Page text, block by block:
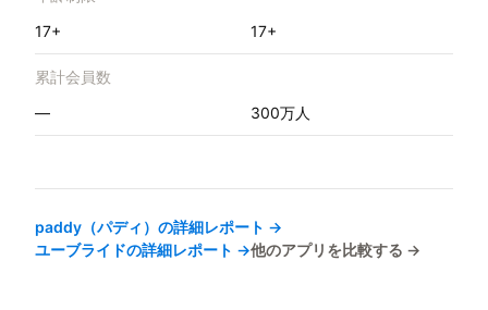
17+
17+
累計会員数
—
300万人
paddy（パディ） の詳細レポート →
ユーブライドの詳細レポート →他のアプリを比較する →